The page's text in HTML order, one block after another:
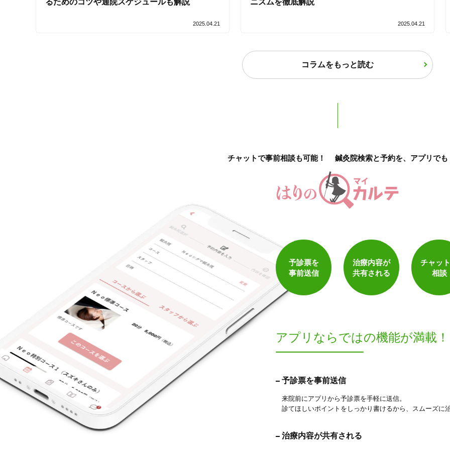
るためのコツや通院スケジュールも解説
2025.04.21
ニズムを徹底解説
2025.04.21
コラムをもっと読む
チャットで事前相談も可能！ 鍼灸院検索と予約を、アプリでも
予診票を
事前送信
治療内容が
共有される
チャッ
相談
アプリならではの機能が満載！
予診票を事前送信
来院前にアプリから予診票を手軽に送信。
診てほしいポイントをしっかり書けるから、スムーズに
治療内容が共有される